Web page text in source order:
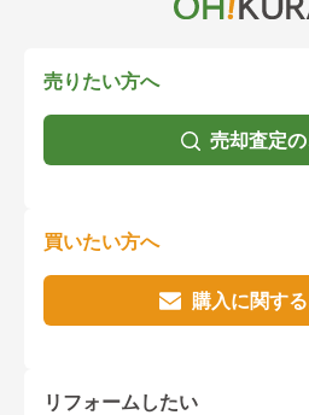
売りたい方へ
売却査定
買いたい方へ
購入に関す
リフォームしたい